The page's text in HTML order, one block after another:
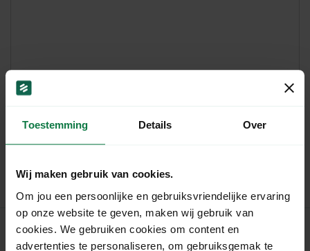
Toestemming Details Over
Wij maken gebruik van cookies.
Om jou een persoonlijke en gebruiksvriendelijke ervaring
op onze website te geven, maken wij gebruik van
cookies. We gebruiken cookies om content en
advertenties te personaliseren, om gebruiksgemak te